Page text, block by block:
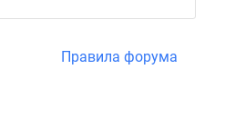
Правила форума